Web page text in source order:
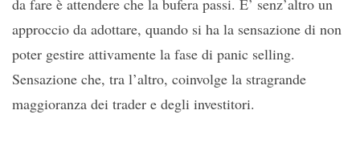
da fare è attendere che la bufera passi. E’ senz’altro un
approccio da adottare, quando si ha la sensazione di non
poter gestire attivamente la fase di panic selling.
Sensazione che, tra l’altro, coinvolge la stragrande
maggioranza dei trader e degli investitori.